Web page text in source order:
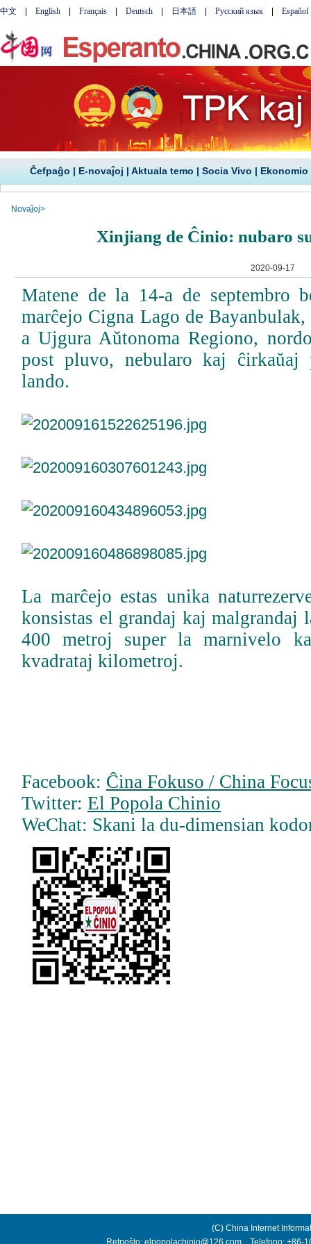
Ĉefpaĝo | E-novaĵoj | Aktuala temo | Socia Vivo | Ekonomio
Novaĵoj>
Xinjiang de Ĉinio: nubaro
2020-09-17
Matene de la 14-a de septembro
marĉejo Cigna Lago de
a Ujgura Aŭtonoma Regiono,
post pluvo, nebularo kaj ĉirkaŭaj
lando.
La marĉejo estas unika
konsistas el grandaj kaj malgrandaj
400 metroj super la marnivelo
kvadrataj kilometroj.
Facebook: Ĉina Fokuso / China
Twitter: El Popola Chinio
WeChat: Skani la du-dimensian
(C) China Internet
Retpoŝto: elpopolachinio@126.com Telefono: +86-